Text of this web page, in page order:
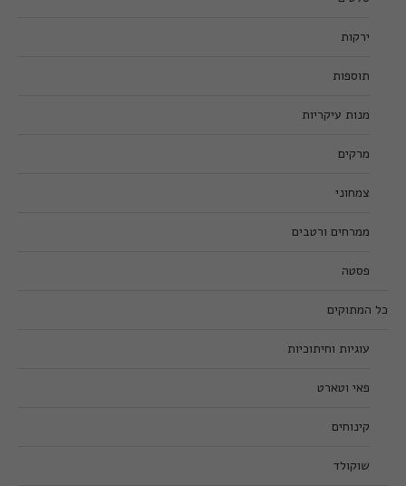
ירקות
תוספות
מנות עיקריות
מרקים
צמחוני
ממרחים ורטבים
פסטה
כל המתוקים
עוגיות וחיתוכיות
פאי וטארט
קינוחים
שוקולד